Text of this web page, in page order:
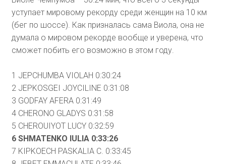
уступает мировому рекорду среди женщин на 10 км
(бег по шоссе). Как призналась сама Виола, она не
думала о мировом рекорде вообще и уверена, что
сможет побить его возможно в этом году.
1 JEPCHUMBA VIOLAH 0:30:24
2 JEPKOSGEI JOYCILINE 0:31:08
3 GODFAY AFERA 0:31:49
4 CHERONO GLADYS 0:31:58
5 CHEROUIYOT LUCY 0:32:59
6 SHMATENKO IULIA 0:33:26
7 KIPKOECH PASKALIA C. 0:33:45